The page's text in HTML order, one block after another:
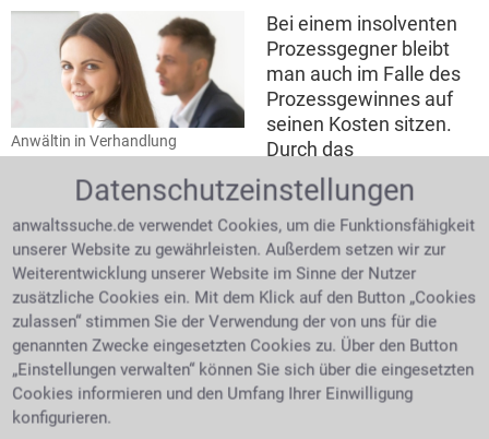
Anwältin in Verhandlung
Bei einem insolventen
Prozessgegner bleibt
man auch im Falle des
Prozessgewinnes auf
seinen Kosten sitzen.
Durch das
Insolvenzgericht findet
man heraus, wenn ein Schuldner schon mehrmals
erfolglos vollstreckt wurde. Das zuständige Gericht
am Sitz bzw. Wohnort des Gegners gibt Auskunft über
den Insolvenzverwalter der Gegenpartei. Bei ihm
können dann die eigenen Forderungen angemeldet
werden. KostenfaktorLiegen die Kosten, die es zu
erstreiten gilt niedrig, kann es sein, dass selbst bei
Prozessgewinn, nichts davon übrig bleibt, weil die
Anwaltskosten höher sind als der zu erwartende
Gewinn.Fehlendes Rechtsschutzinteresse
Datenschutzeinstellungen
anwaltssuche.de verwendet Cookies, um die Funktionsfähigkeit
unserer Website zu gewährleisten. Außerdem setzen wir zur
Weiterentwicklung unserer Website im Sinne der Nutzer
zusätzliche Cookies ein. Mit dem Klick auf den Button „Cookies
zulassen“ stimmen Sie der Verwendung der von uns für die
genannten Zwecke eingesetzten Cookies zu. Über den Button
„Einstellungen verwalten“ können Sie sich über die eingesetzten
Cookies informieren und den Umfang Ihrer Einwilligung
konfigurieren.